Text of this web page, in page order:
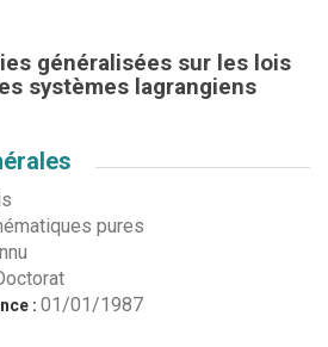
généralisées sur les lois
systèmes lagrangiens
pures
: 01/01/1987